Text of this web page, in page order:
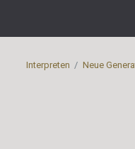
Interpreten Neue